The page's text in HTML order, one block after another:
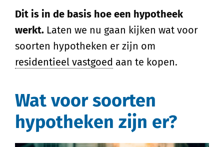
Dit is in de basis hoe een hypotheek
werkt. Laten we nu gaan kijken wat voor
soorten hypotheken er zijn om
residentieel vastgoed aan te kopen.
Wat voor soorten
hypotheken zijn er?